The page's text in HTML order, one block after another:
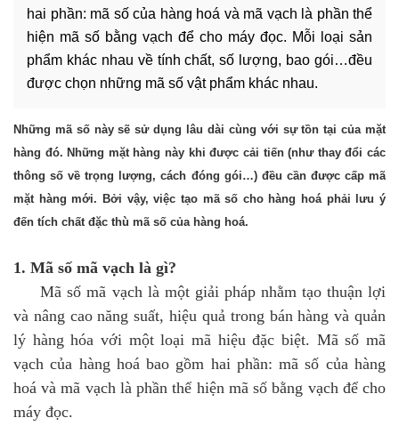
LIÊN
HỆ
hai phần: mã số của hàng hoá và mã vạch là phần thể
hiện mã số bằng vạch để cho máy đọc. Mỗi loại sản
phẩm khác nhau về tính chất, số lượng, bao gói…đều
được chọn những mã số vật phẩm khác nhau.
Những mã số này sẽ sử dụng lâu dài cùng với sự tồn tại của mặt
hàng đó. Những mặt hàng này khi được cải tiến (như thay đổi các
thông số về trọng lượng, cách đóng gói…) đều cần được cấp mã
mặt hàng mới. Bởi vậy, việc tạo mã số cho hàng hoá phải lưu ý
đến tích chất đặc thù mã số của hàng hoá.
1. Mã số mã vạch là gì?
Mã số mã vạch là một giải pháp nhằm tạo thuận lợi
và nâng cao năng suất, hiệu quả trong bán hàng và quản
lý hàng hóa với một loại mã hiệu đặc biệt. Mã số mã
vạch của hàng hoá bao gồm hai phần: mã số của hàng
hoá và mã vạch là phần thể hiện mã số bằng vạch để cho
máy đọc.